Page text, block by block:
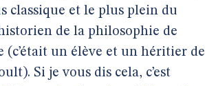
classique et le plus plein du
de la philosophie de
(c’était un élève et un héritier de
Si je vous dis cela, c’est